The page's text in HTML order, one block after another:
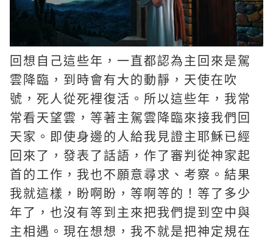
回想自己這些年，一直都認為主回來是駕
雲降臨 ，到時會有大的動靜，天使在吹
號，死人從死裡復活。所以這些年，我常
常看天望雲，等著主駕雲降臨來接我們回
天家。即使身邊的人給我見證主耶穌已經
回來了，發表了話語，作了審判從神家起
首的工作，我也不願意尋求、考察。結果
我就這樣，盼啊盼，等啊等的！等了多少
年了，也沒有等到主來把我們提到空中與
主相遇。現在想想，我不就是把神定規在